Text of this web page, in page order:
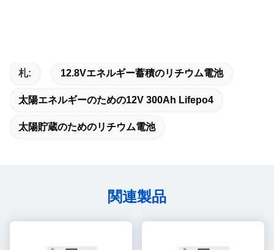
札: 12.8Vエネルギー蓄積のリチウム電池
太陽エネルギーのための12V 300Ah Lifepo4
太陽貯蔵のためのリチウム電池
関連製品